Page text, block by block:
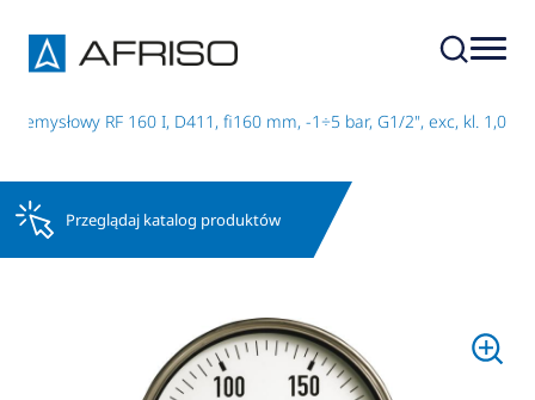
RF 160 I, D411, fi160 mm, -1÷5 bar, G1/2", exc, kl. 1,0
Przeglądaj katalog produktów